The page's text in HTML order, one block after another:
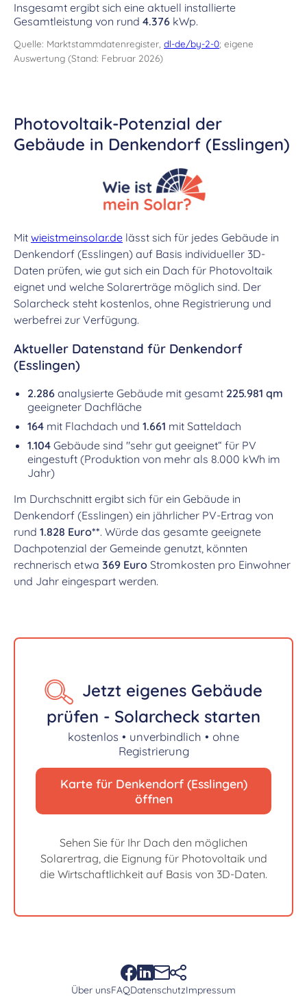
Insgesamt ergibt sich eine aktuell installierte
Gesamtleistung von rund 4.376 kWp.
Quelle: Marktstammdatenregister, dl-de/by-2-0; eigene
Auswertung (Stand: Februar 2026)
Photovoltaik-Potenzial der
Gebäude in Denkendorf (Esslingen)
Mit wieistmeinsolar.de lässt sich für jedes Gebäude in
Denkendorf (Esslingen) auf Basis individueller 3D-
Daten prüfen, wie gut sich ein Dach für Photovoltaik
eignet und welche Solarerträge möglich sind. Der
Solarcheck steht kostenlos, ohne Registrierung und
werbefrei zur Verfügung.
Aktueller Datenstand für Denkendorf
(Esslingen)
2.286 analysierte Gebäude mit gesamt 225.981 qm
geeigneter Dachfläche
164 mit Flachdach und 1.661 mit Satteldach
1.104 Gebäude sind "sehr gut geeignet“ für PV
eingestuft (Produktion von mehr als 8.000 kWh im
Jahr)
Im Durchschnitt ergibt sich für ein Gebäude in
Denkendorf (Esslingen) ein jährlicher PV-Ertrag von
rund 1.828 Euro**. Würde das gesamte geeignete
Dachpotenzial der Gemeinde genutzt, könnten
rechnerisch etwa 369 Euro Stromkosten pro Einwohner
und Jahr eingespart werden.
Jetzt eigenes Gebäude
prüfen - Solarcheck starten
kostenlos • unverbindlich • ohne
Registrierung
Karte für Denkendorf (Esslingen)
öffnen
Sehen Sie für Ihr Dach den möglichen
Solarertrag, die Eignung für Photovoltaik und
die Wirtschaftlichkeit auf Basis von 3D-Daten.
Über unsFAQDatenschutzImpressum